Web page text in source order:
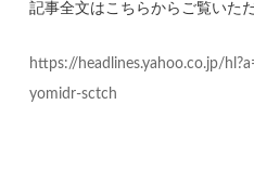
記事全文はこちらからご覧いた
https://headlines.yahoo.co.jp/
yomidr-sctch